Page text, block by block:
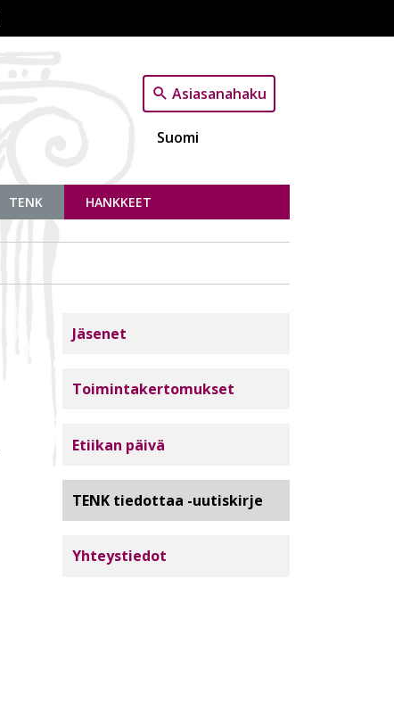
Asiasanahaku
Suomi
TENK HANKKEET
Jäsenet
Toimintakertomukset
Etiikan päivä
TENK tiedottaa -uutiskirje
Yhteystiedot